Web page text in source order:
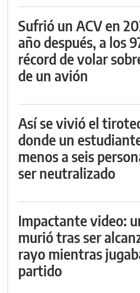
Sufrió un ACV en
año después, a los
récord de volar
de un avión
Así se vivió el
donde un
menos a seis
ser neutralizado
Impactante video:
murió tras ser
rayo mientras
partido